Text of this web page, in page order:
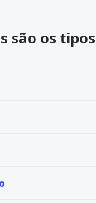
são os